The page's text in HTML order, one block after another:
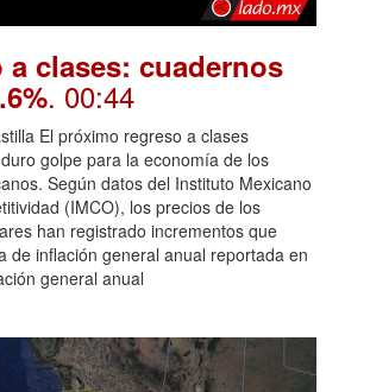
a clases: cuadernos
. 00:44
El próximo regreso a clases
golpe para la economía de los
Según datos del Instituto Mexicano
(IMCO), los precios de los
han registrado incrementos que
de inflación general anual reportada en
general anual